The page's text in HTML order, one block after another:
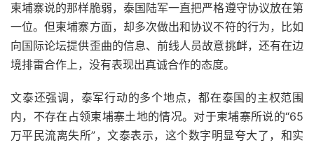
柬埔寨说的那样脆弱，泰国陆军一直把严格遵守协议放在第
一位。但柬埔寨方面，却多次做出和协议不符的行为，比如
向国际论坛提供歪曲的信息、前线人员故意挑衅，还有在边
境排雷合作上，没有表现出真诚合作的态度。
文泰还强调，泰军行动的多个地点，都在泰国的主权范围
内，不存在占领柬埔寨土地的情况。对于柬埔寨所说的“65
万平民流离失所”，文泰表示，这个数字明显夸大了，和实